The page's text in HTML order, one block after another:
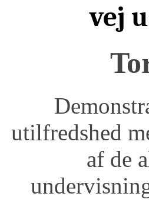
vej
utilfredshed
af de